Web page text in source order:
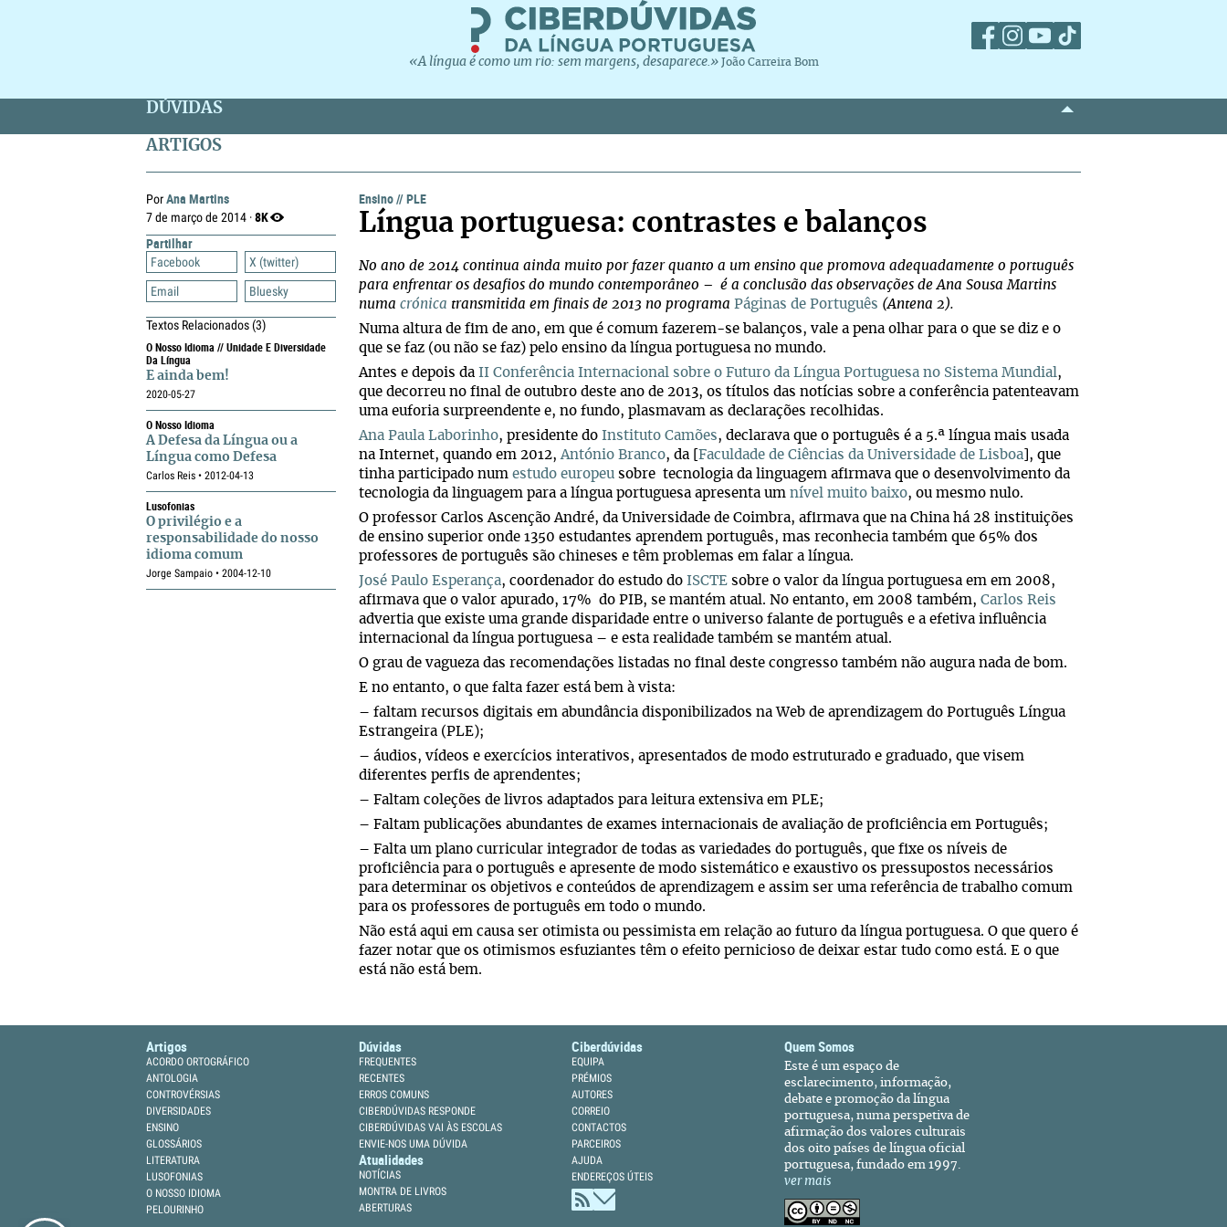
«A língua é como um rio: sem margens, desaparece.» João Carreira Bom
DÚVIDAS
ARTIGOS
PorAna Martins
7 de março de 2014 ·8K
Partilhar
Facebook
X (twitter)
Email
Bluesky
Textos Relacionados(3)
O Nosso Idioma // Unidade E Diversidade
Da Língua
E ainda bem!
2020-05-27
O Nosso Idioma
A Defesa da Língua ou a
Língua como Defesa
Carlos Reis • 2012-04-13
Lusofonias
O privilégio e a
responsabilidade do nosso
idioma comum
Jorge Sampaio • 2004-12-10
Ensino//PLE
Língua portuguesa: contrastes e balanços
No ano de 2014 continua ainda muito por fazer quanto a um ensino que promova adequadamente o português
para enfrentar os desafios do mundo contemporâneo – é a conclusão das observações de Ana Sousa Martins
numa crónica transmitida em finais de 2013 no programa Páginas de Português (Antena 2).
Numa altura de fim de ano, em que é comum fazerem-se balanços, vale a pena olhar para o que se diz e o
que se faz (ou não se faz) pelo ensino da língua portuguesa no mundo.
Antes e depois da II Conferência Internacional sobre o Futuro da Língua Portuguesa no Sistema Mundial,
que decorreu no final de outubro deste ano de 2013, os títulos das notícias sobre a conferência patenteavam
uma euforia surpreendente e, no fundo, plasmavam as declarações recolhidas.
Ana Paula Laborinho, presidente do Instituto Camões, declarava que o português é a 5.ª língua mais usada
na Internet, quando em 2012,António Branco, da [ Faculdade de Ciências da Universidade de Lisboa ], que
tinha participado num estudo europeu sobre tecnologia da linguagem afirmava que o desenvolvimento da
tecnologia da linguagem para a língua portuguesa apresenta um nível muito baixo, ou mesmo nulo.
O professor Carlos Ascenção André, da Universidade de Coimbra, afirmava que na China há 28 instituições
de ensino superior onde 1350 estudantes aprendem português, mas reconhecia também que 65% dos
professores de português são chineses e têm problemas em falar a língua.
José Paulo Esperança, coordenador do estudo do ISCTE sobre o valor da língua portuguesa em em 2008,
afirmava que o valor apurado, 17% do PIB, se mantém atual. No entanto, em 2008 também, Carlos Reis
advertia que existe uma grande disparidade entre o universo falante de português e a efetiva influência
internacional da língua portuguesa – e esta realidade também se mantém atual.
O grau de vagueza das recomendações listadas no final deste congresso também não augura nada de bom.
E no entanto, o que falta fazer está bem à vista:
– faltam recursos digitais em abundância disponibilizados na Web de aprendizagem do Português Língua
Estrangeira (PLE);
– áudios, vídeos e exercícios interativos, apresentados de modo estruturado e graduado, que visem
diferentes perfis de aprendentes;
– Faltam coleções de livros adaptados para leitura extensiva em PLE;
– Faltam publicações abundantes de exames internacionais de avaliação de proficiência em Português;
– Falta um plano curricular integrador de todas as variedades do português, que fixe os níveis de
proficiência para o português e apresente de modo sistemático e exaustivo os pressupostos necessários
para determinar os objetivos e conteúdos de aprendizagem e assim ser uma referência de trabalho comum
para os professores de português em todo o mundo.
Não está aqui em causa ser otimista ou pessimista em relação ao futuro da língua portuguesa. O que quero é
fazer notar que os otimismos esfuziantes têm o efeito pernicioso de deixar estar tudo como está. E o que
está não está bem.
Artigos
ACORDO ORTOGRÁFICO
ANTOLOGIA
CONTROVÉRSIAS
DIVERSIDADES
ENSINO
GLOSSÁRIOS
LITERATURA
LUSOFONIAS
O NOSSO IDIOMA
PELOURINHO
Dúvidas
FREQUENTES
RECENTES
ERROS COMUNS
CIBERDÚVIDAS RESPONDE
CIBERDÚVIDAS VAI ÀS ESCOLAS
ENVIE-NOS UMA DÚVIDA
Atualidades
NOTÍCIAS
MONTRA DE LIVROS
ABERTURAS
Ciberdúvidas
EQUIPA
PRÉMIOS
AUTORES
CORREIO
CONTACTOS
PARCEIROS
AJUDA
ENDEREÇOS ÚTEIS
Quem Somos
Este é um espaço de
esclarecimento, informação,
debate e promoção da língua
portuguesa, numa perspetiva de
afirmação dos valores culturais
dos oito países de língua oficial
portuguesa, fundado em 1997.
ver mais